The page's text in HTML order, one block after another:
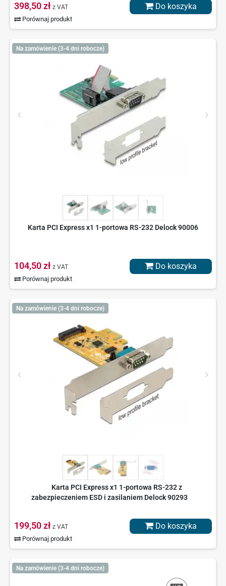
398,50 zł z VAT
Porównaj produkt
Do koszyka
Na zamówienie (3-4 dni robocze)
Karta PCI Express x1 1-portowa RS-232 Delock 90006
104,50 zł z VAT
Porównaj produkt
Do koszyka
Na zamówienie (3-4 dni robocze)
Karta PCI Express x1 1-portowa RS-232 z
zabezpieczeniem ESD i zasilaniem Delock 90293
199,50 zł z VAT
Porównaj produkt
Do koszyka
Na zamówienie (3-4 dni robocze)